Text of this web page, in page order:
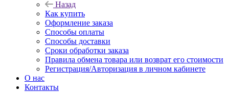
Назад
Как купить
Оформление заказа
Способы оплаты
Способы доставки
Сроки обработки заказа
Правила обмена товара или возврат его стоимости
Регистрация/Авторизация в личном кабинете
О нас
Контакты